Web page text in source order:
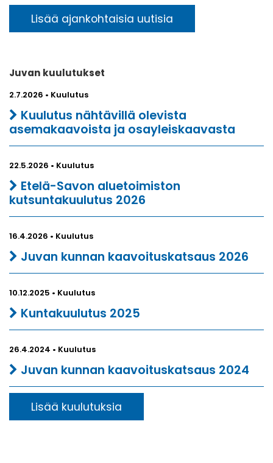
Lisää ajankohtaisia uutisia
Juvan kuulutukset
2.7.2026 • Kuulutus
Kuulutus nähtävillä olevista
asemakaavoista ja osayleiskaavasta
22.5.2026 • Kuulutus
Etelä-Savon aluetoimiston
kutsuntakuulutus 2026
16.4.2026 • Kuulutus
Juvan kunnan kaavoituskatsaus 2026
10.12.2025 • Kuulutus
Kuntakuulutus 2025
26.4.2024 • Kuulutus
Juvan kunnan kaavoituskatsaus 2024
Lisää kuulutuksia